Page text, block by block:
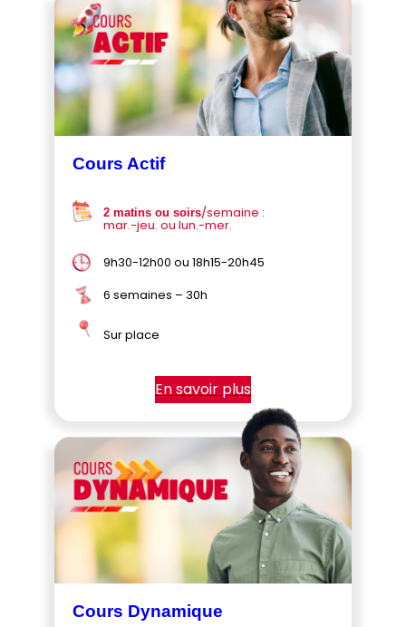
Cours Actif
2 matins ou soirs/semaine :
mar.-jeu. ou lun.-mer.
9h30-12h00 ou 18h15-20h45
6 semaines – 30h
Sur place
En savoir plus
Cours Dynamique